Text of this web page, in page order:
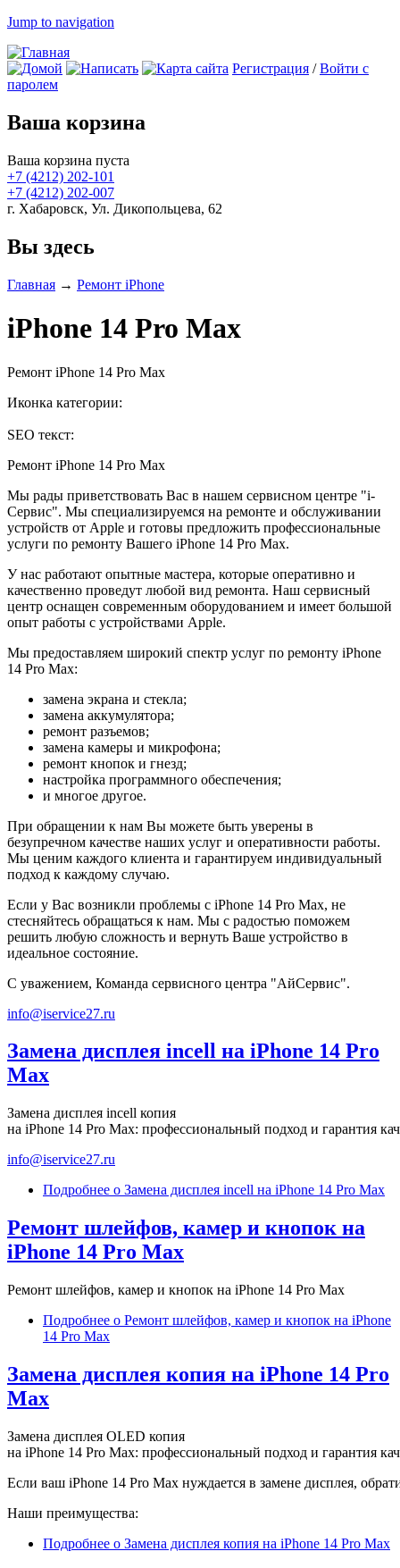
Jump to navigation
Регистрация /Войти с
паролем
Ваша корзина
Ваша корзина пуста
+7 (4212) 202-101
+7 (4212) 202-007
г. Хабаровск, Ул. Дикопольцева, 62
Вы здесь
Главная → Ремонт iPhone
iPhone 14 Pro Max
Ремонт iPhone 14 Pro Max
Иконка категории:
SEO текст:
Ремонт iPhone 14 Pro Max
Мы рады приветствовать Вас в нашем сервисном центре "i-
Сервис". Мы специализируемся на ремонте и обслуживании
устройств от Apple и готовы предложить профессиональные
услуги по ремонту Вашего iPhone 14 Pro Max.
У нас работают опытные мастера, которые оперативно и
качественно проведут любой вид ремонта. Наш сервисный
центр оснащен современным оборудованием и имеет большой
опыт работы с устройствами Apple.
Мы предоставляем широкий спектр услуг по ремонту iPhone
14 Pro Max:
замена экрана и стекла;
замена аккумулятора;
ремонт разъемов;
замена камеры и микрофона;
ремонт кнопок и гнезд;
настройка программного обеспечения;
и многое другое.
При обращении к нам Вы можете быть уверены в
безупречном качестве наших услуг и оперативности работы.
Мы ценим каждого клиента и гарантируем индивидуальный
подход к каждому случаю.
Если у Вас возникли проблемы с iPhone 14 Pro Max, не
стесняйтесь обращаться к нам. Мы с радостью поможем
решить любую сложность и вернуть Ваше устройство в
идеальное состояние.
С уважением, Команда сервисного центра "АйСервис".
info@iservice27.ru
Замена дисплея incell на iPhone 14 Pro
Max
Замена дисплея incell копия
на iPhone 14 Pro Max: профессиональный подход и гарантия
info@iservice27.ru
Подробнее о Замена дисплея incell на iPhone 14 Pro Max
Ремонт шлейфов, камер и кнопок на
iPhone 14 Pro Max
Ремонт шлейфов, камер и кнопок на iPhone 14 Pro Max
Подробнее о Ремонт шлейфов, камер и кнопок на iPhone
14 Pro Max
Замена дисплея копия на iPhone 14 Pro
Max
Замена дисплея OLED копия
на iPhone 14 Pro Max: профессиональный подход и гарантия
Если ваш iPhone 14 Pro Max нуждается в замене дисплея,
Наши преимущества:
Подробнее о Замена дисплея копия на iPhone 14 Pro Max